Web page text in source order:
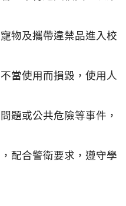
物及攜帶違禁品進入校
當使用而損毀，使用人
題或公共危險等事件，
配合警衛要求，遵守學